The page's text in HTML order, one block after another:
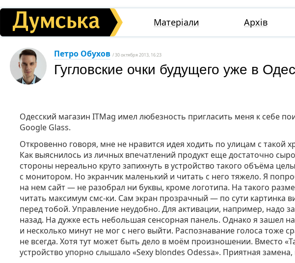
Матеріали Архів
Петро Обухов / 30 октября 2013, 16:23
Гугловские очки будущего уже в
Одесский магазин ITMag имел любезность пригласить меня к себе
Google Glass.
Откровенно говоря, мне не нравится идея ходить по улицам с такой
Как выяснилось из личных впечатлений продукт еще достаточно
стороны нереально круто запихнуть в устройство такого объёма
с монитором. Но экранчик маленький и читать с него тяжело. Я
на нем сайт — не разобрал ни буквы, кроме логотипа. На такого
читать максимум смс-ки. Сам экран прозрачный — по сути картинка
перед тобой. Управление неудобно. Для активации, например, надо
назад. На дужке есть небольшая сенсорная панель. Однако я зашел
и несколько минут не мог с него выйти. Распознавание голоса тоже
не всегда. Хотя тут может быть дело в моём произношении. Вместо
устройство упорно слышало «Sexy blondes Odessa». Приятная